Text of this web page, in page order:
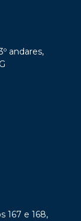
andares,
167 e 168,